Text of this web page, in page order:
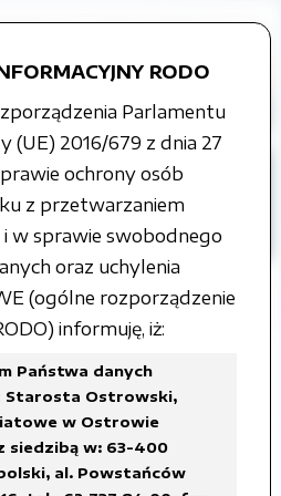
RODO
Parlamentu
(UE) 2016/679 z dnia 27
ochrony osób
z przetwarzaniem
w sprawie swobodnego
oraz uchylenia
(ogólne rozporządzenie
informuję, iż:
Państwa danych
Starosta Ostrowski,
w Ostrowie
siedzibą w: 63-400
al. Powstańców
załatwić sprawę
Kultury i Sportu
nauczycieli
- nowy tryb